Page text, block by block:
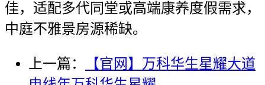
佳，适配多代同堂或高端康养度假需求，
中庭不雅景房源稀缺。
上一篇：
【官网】万科华生星耀大道